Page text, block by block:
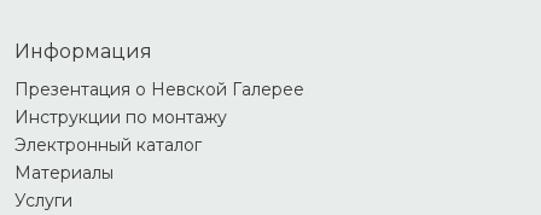
Информация
Презентация о Невской Галерее
Инструкции по монтажу
Электронный каталог
Материалы
Услуги